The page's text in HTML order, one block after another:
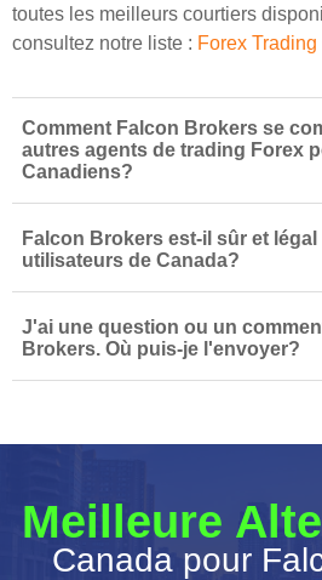
toutes les meilleurs courtiers
consultez notre liste : Forex
Comment Falcon Brokers se
autres agents de trading Forex
Canadiens?
Falcon Brokers est-il sûr et
utilisateurs de Canada?
J'ai une question ou un
Brokers. Où puis-je l'envoyer?
Meilleure
Canada pour